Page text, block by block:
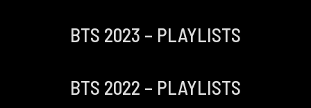
BTS 2023 – PLAYLISTS
BTS 2022 – PLAYLISTS